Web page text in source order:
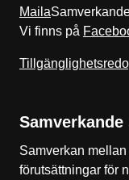
Maila
Vi finns på
Samverkan
förutsättningar för